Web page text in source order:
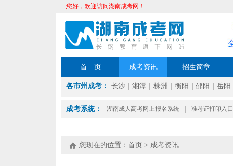
您好，欢迎访问湖南成考网！
首 页 成考资讯 招生简章
各市州成考： 长沙 湘潭 株洲 衡阳 邵阳 岳阳
成考系统： 湖南成人高考网上报名系统 准考证打印入口
您现在的位置： 首页 > 成考资讯